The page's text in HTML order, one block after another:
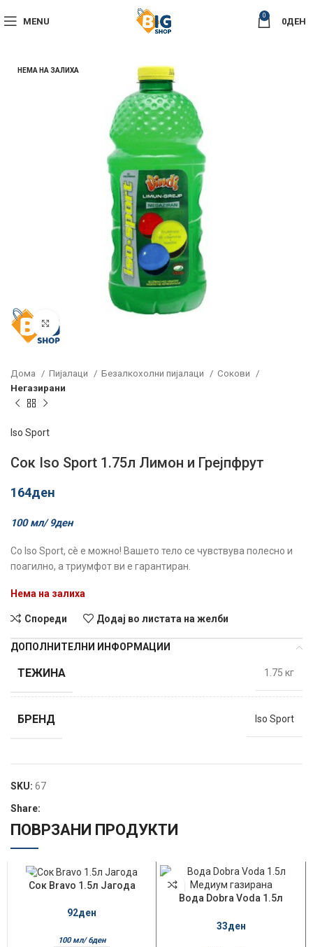
MENU
0
0ДЕН
НЕМА НА ЗАЛИХА
Click to enlarge
Дома Пијалаци Безалкохолни пијалаци
Сокови
Негазирани
Iso Sport
Сок Iso Sport 1.75л Лимон и Грејпфрут
164ден
100 мл/ 9ден
Со Iso Sport, сè е можно! Вашето тело се чувствува полесно и
поагилно, а триумфот ви е гарантиран.
Нема на залиха
Спореди Додај во листата на желби
ДОПОЛНИТЕЛНИ ИНФОРМАЦИИ
ТЕЖИНА 1.75 кг
БРЕНД Iso Sport
SKU: 67
Share:
ПОВРЗАНИ ПРОДУКТИ
Сок Bravo 1.5л Јагода
92ден
100 мл/ 6ден
Вода Dobra Voda 1.5л
33ден